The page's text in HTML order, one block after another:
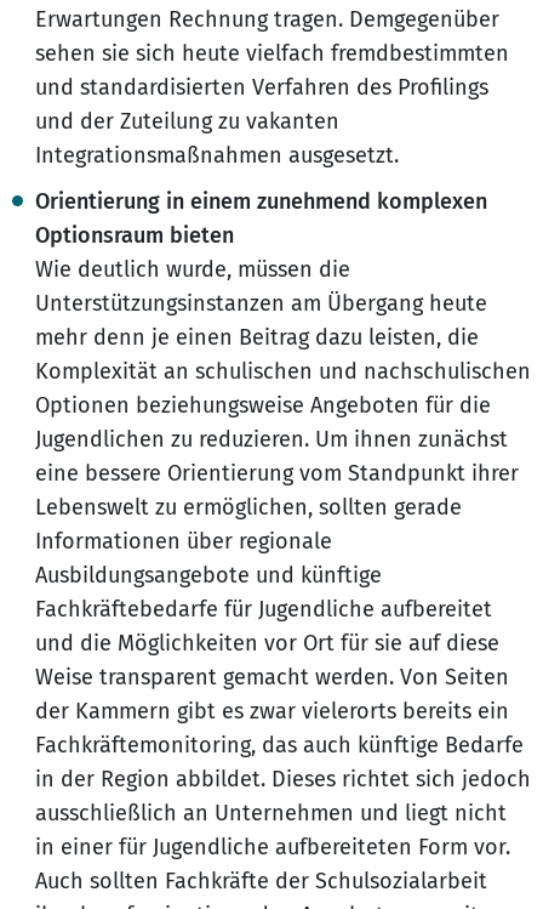
Erwartungen Rechnung tragen. Demgegenüber
sehen sie sich heute vielfach fremdbestimmten
und standardisierten Verfahren des Profilings
und der Zuteilung zu vakanten
Integrationsmaßnahmen ausgesetzt.
Orientierung in einem zunehmend komplexen
Optionsraum bieten
Wie deutlich wurde, müssen die
Unterstützungsinstanzen am Übergang heute
mehr denn je einen Beitrag dazu leisten, die
Komplexität an schulischen und nachschulischen
Optionen beziehungsweise Angeboten für die
Jugendlichen zu reduzieren. Um ihnen zunächst
eine bessere Orientierung vom Standpunkt ihrer
Lebenswelt zu ermöglichen, sollten gerade
Informationen über regionale
Ausbildungsangebote und künftige
Fachkräftebedarfe für Jugendliche aufbereitet
und die Möglichkeiten vor Ort für sie auf diese
Weise transparent gemacht werden. Von Seiten
der Kammern gibt es zwar vielerorts bereits ein
Fachkräftemonitoring, das auch künftige Bedarfe
in der Region abbildet. Dieses richtet sich jedoch
ausschließlich an Unternehmen und liegt nicht
in einer für Jugendliche aufbereiteten Form vor.
Auch sollten Fachkräfte der Schulsozialarbeit